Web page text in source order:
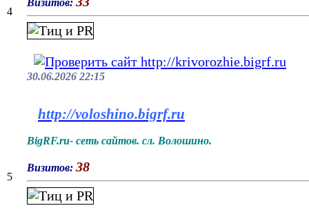
4
30.06.2026 22:15
5
http://voloshino.bigrf.ru
BigRF.ru- сеть сайтов. сл. Волошино.
Визитов: 38